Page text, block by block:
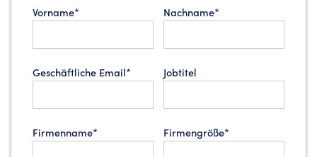
Vorname* Nachname*
Geschäftliche Email* Jobtitel
Firmenname* Firmengröße*